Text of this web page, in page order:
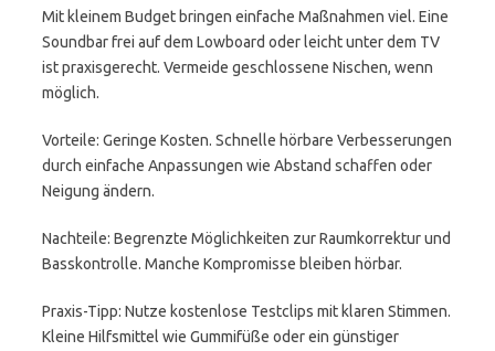
Mit kleinem Budget bringen einfache Maßnahmen viel. Eine
Soundbar frei auf dem Lowboard oder leicht unter dem TV
ist praxisgerecht. Vermeide geschlossene Nischen, wenn
möglich.
Vorteile: Geringe Kosten. Schnelle hörbare Verbesserungen
durch einfache Anpassungen wie Abstand schaffen oder
Neigung ändern.
Nachteile: Begrenzte Möglichkeiten zur Raumkorrektur und
Basskontrolle. Manche Kompromisse bleiben hörbar.
Praxis-Tipp: Nutze kostenlose Testclips mit klaren Stimmen.
Kleine Hilfsmittel wie Gummifüße oder ein günstiger